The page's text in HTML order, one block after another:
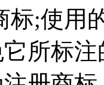
标;使用
所标